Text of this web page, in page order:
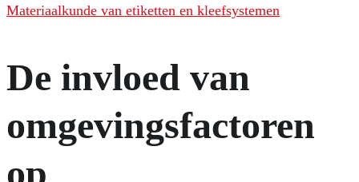
Materiaalkunde van etiketten en kleefsystemen
De invloed van
omgevingsfactoren
op